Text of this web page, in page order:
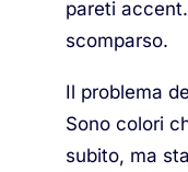
pareti
scomparso.
Il problema
Sono colori
subito, ma